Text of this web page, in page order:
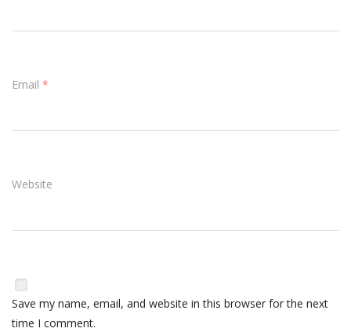
Email *
Website
Save my name, email, and website in this browser for the next
time I comment.